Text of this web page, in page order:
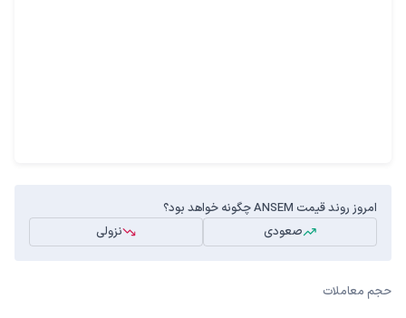
امروز روند قیمت ANSEM چگونه خواهد بود؟
صعودی
نزولی
حجم معاملات